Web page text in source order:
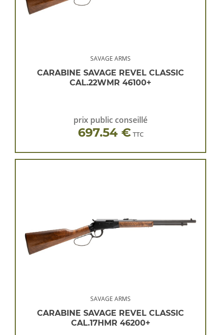
SAVAGE ARMS
CARABINE SAVAGE REVEL CLASSIC
CAL.22WMR 46100+
prix public conseillé
697.54 € TTC
SAVAGE ARMS
CARABINE SAVAGE REVEL CLASSIC
CAL.17HMR 46200+